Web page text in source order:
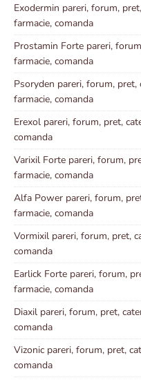
Exodermin pareri, forum,
farmacie, comanda
Prostamin Forte pareri,
farmacie, comanda
Psoryden pareri, forum, pret,
farmacie, comanda
Erexol pareri, forum, pret,
comanda
Varixil Forte pareri, forum,
farmacie, comanda
Alfa Power pareri, forum,
farmacie, comanda
Vormixil pareri, forum, pret,
comanda
Earlick Forte pareri, forum,
farmacie, comanda
Diaxil pareri, forum, pret,
comanda
Vizonic pareri, forum, pret,
comanda